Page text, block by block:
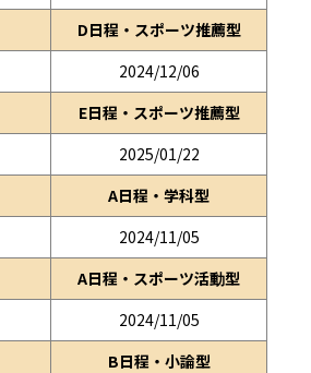
D日程・スポーツ推薦型
2024/12/06
E日程・スポーツ推薦型
2025/01/22
A日程・学科型
2024/11/05
A日程・スポーツ活動型
2024/11/05
B日程・小論型